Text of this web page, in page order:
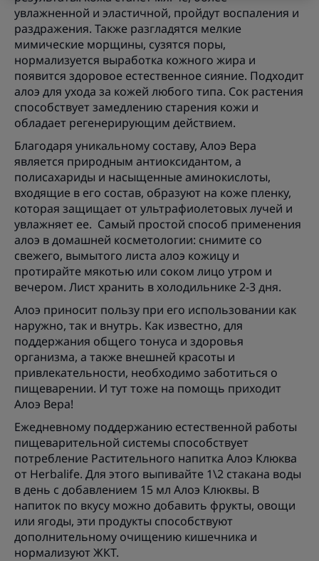
увлажненной и эластичной, пройдут воспаления и
раздражения. Также разгладятся мелкие
мимические морщины, сузятся поры,
нормализуется выработка кожного жира и
появится здоровое естественное сияние. Подходит
алоэ для ухода за кожей любого типа. Сок растения
способствует замедлению старения кожи и
обладает регенерирующим действием.
Благодаря уникальному составу, Алоэ Вера
является природным антиоксидантом, а
полисахариды и насыщенные аминокислоты,
входящие в его состав, образуют на коже пленку,
которая защищает от ультрафиолетовых лучей и
увлажняет ее. Самый простой способ применения
алоэ в домашней косметологии: снимите со
свежего, вымытого листа алоэ кожицу и
протирайте мякотью или соком лицо утром и
вечером. Лист хранить в холодильнике 2-3 дня.
Алоэ приносит пользу при его использовании как
наружно, так и внутрь. Как известно, для
поддержания общего тонуса и здоровья
организма, а также внешней красоты и
привлекательности, необходимо заботиться о
пищеварении. И тут тоже на помощь приходит
Алоэ Вера!
Ежедневному поддержанию естественной работы
пищеварительной системы способствует
потребление Растительного напитка Алоэ Клюква
от Herbalife. Для этого выпивайте 1\2 стакана воды
в день с добавлением 15 мл Алоэ Клюквы. В
напиток по вкусу можно добавить фрукты, овощи
или ягоды, эти продукты способствуют
дополнительному очищению кишечника и
нормализуют ЖКТ.